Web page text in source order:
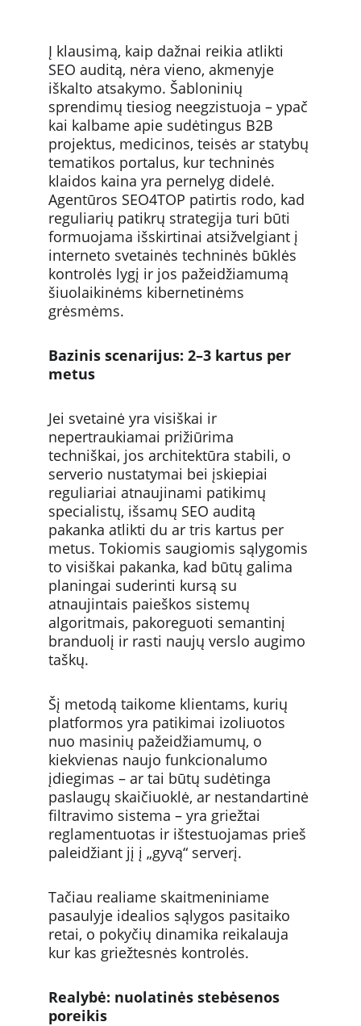
Į klausimą, kaip dažnai reikia atlikti
SEO auditą, nėra vieno, akmenyje
iškalto atsakymo. Šabloninių
sprendimų tiesiog neegzistuoja – ypač
kai kalbame apie sudėtingus B2B
projektus, medicinos, teisės ar statybų
tematikos portalus, kur techninės
klaidos kaina yra pernelyg didelė.
Agentūros SEO4TOP patirtis rodo, kad
reguliarių patikrų strategija turi būti
formuojama išskirtinai atsižvelgiant į
interneto svetainės techninės būklės
kontrolės lygį ir jos pažeidžiamumą
šiuolaikinėms kibernetinėms
grėsmėms.
Bazinis scenarijus: 2–3 kartus per
metus
Jei svetainė yra visiškai ir
nepertraukiamai prižiūrima
techniškai, jos architektūra stabili, o
serverio nustatymai bei įskiepiai
reguliariai atnaujinami patikimų
specialistų, išsamų SEO auditą
pakanka atlikti du ar tris kartus per
metus. Tokiomis saugiomis sąlygomis
to visiškai pakanka, kad būtų galima
planingai suderinti kursą su
atnaujintais paieškos sistemų
algoritmais, pakoreguoti semantinį
branduolį ir rasti naujų verslo augimo
taškų.
Šį metodą taikome klientams, kurių
platformos yra patikimai izoliuotos
nuo masinių pažeidžiamumų, o
kiekvienas naujo funkcionalumo
įdiegimas – ar tai būtų sudėtinga
paslaugų skaičiuoklė, ar nestandartinė
filtravimo sistema – yra griežtai
reglamentuotas ir ištestuojamas prieš
paleidžiant jį į „gyvą“ serverį.
Tačiau realiame skaitmeniniame
pasaulyje idealios sąlygos pasitaiko
retai, o pokyčių dinamika reikalauja
kur kas griežtesnės kontrolės.
Realybė: nuolatinės stebėsenos
poreikis